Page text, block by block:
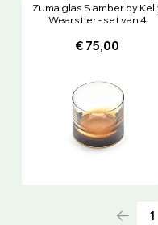
Zuma glas S amber by
Wearstler - set van 4
€ 75,00
1